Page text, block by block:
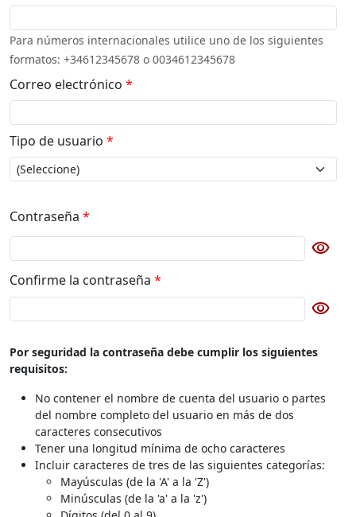
Para números internacionales utilice uno de los siguientes
formatos: +34612345678 o 0034612345678
Correo electrónico *
Tipo de usuario *
Contraseña *
visibility
Botón para cambiar la visibilidad de la contraseña
Confirme la contraseña *
visibility
Botón para cambiar la visibilidad de la contraseña de
Por seguridad la contraseña debe cumplir los siguientes
requisitos:
No contener el nombre de cuenta del usuario o partes
del nombre completo del usuario en más de dos
caracteres consecutivos
Tener una longitud mínima de ocho caracteres
Incluir caracteres de tres de las siguientes categorías:
Mayúsculas (de la 'A' a la 'Z')
Minúsculas (de la 'a' a la 'z')